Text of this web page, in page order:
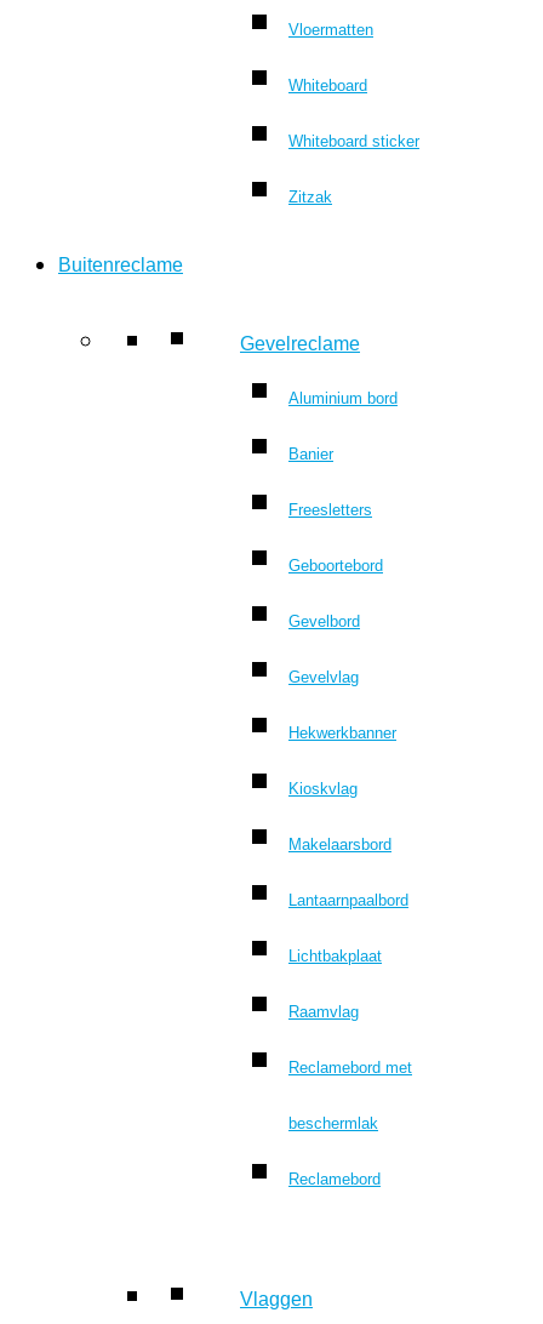
Vloermatten
Whiteboard
Whiteboard sticker
Zitzak
Buitenreclame
Gevelreclame
Aluminium bord
Banier
Freesletters
Geboortebord
Gevelbord
Gevelvlag
Hekwerkbanner
Kioskvlag
Makelaarsbord
Lantaarnpaalbord
Lichtbakplaat
Raamvlag
Reclamebord met
beschermlak
Reclamebord
Vlaggen